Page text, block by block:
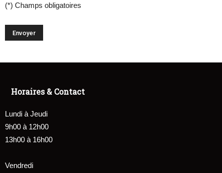
(*) Champs obligatoires
Horaires & Contact
Lundi à Jeudi
9h00 à 12h00
13h00 à 16h00
Vendredi